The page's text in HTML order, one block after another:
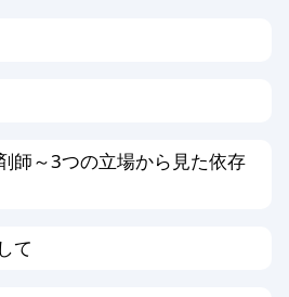
師～3つの立場から見た依存
て